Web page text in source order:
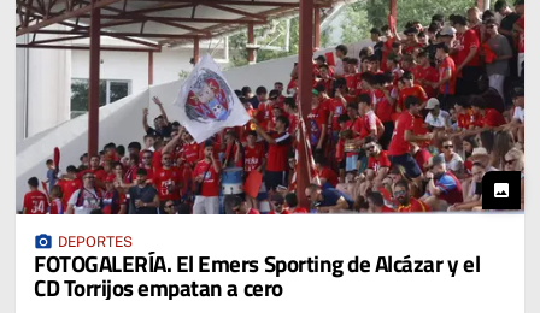
photo
photo_camera DEPORTES
FOTOGALERÍA. El Emers Sporting de Alcázar y el
CD Torrijos empatan a cero